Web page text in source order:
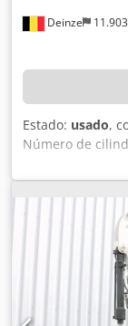
Deinze
Estado: usado,
Número de
(largo x ancho x
cambio rápido:
transporte:
motor: Kubota
4 Tamaño de
30x10-16
sistema de
Codpfxozrv Ulj
documentación